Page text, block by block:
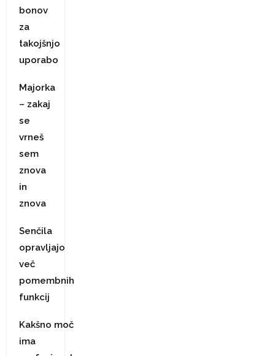
bonov
za
takojšnjo
uporabo
Majorka
– zakaj
se
vrneš
sem
znova
in
znova
Senčila
opravljajo
več
pomembnih
funkcij
Kakšno moč
ima